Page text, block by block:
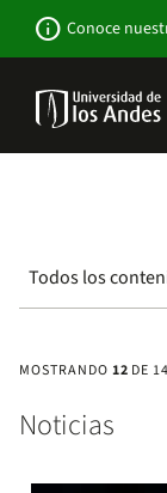
contenido
info Conoce
Todos los
MOSTRANDO 12 DE
Noticias